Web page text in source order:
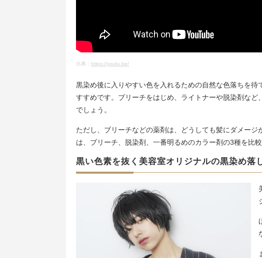
出典： https://youtu.be/
黒染め後に入りやすい色を入れるための自然な色落ちを
すすめです。ブリーチをはじめ、ライトナーや脱染剤な
でしょう。
ただし、ブリーチなどの薬剤は、どうしても髪にダメー
は、ブリーチ、脱染剤、一番明るめのカラー剤の3種を比較
黒い色素を抜く美容室オリジナルの黒染め落